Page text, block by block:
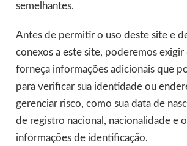
semelhantes.
Antes de permitir o uso deste site e
conexos a este site, poderemos exigir
forneça informações adicionais que
para verificar sua identidade ou
gerenciar risco, como sua data de
de registro nacional, nacionalidade e
informações de identificação.